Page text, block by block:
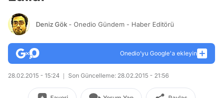
Deniz Gök - Onedio Gündem - Haber Editörü
Onedio’yu Google'a ekleyin
28.02.2015 - 15:24 Son Güncelleme: 28.02.2015 - 21:56